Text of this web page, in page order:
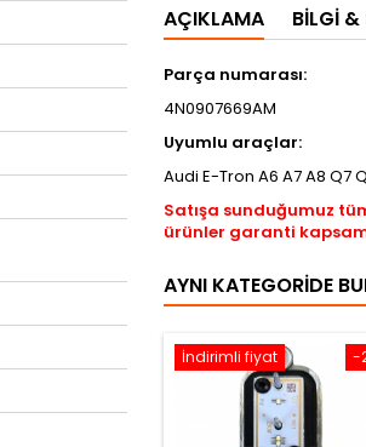
AÇIKLAMA BILGI &
Parça numarası:
4N0907669AM
Uyumlu araçlar:
Audi E-Tron A6 A7 A8 Q7
Satışa sunduğumuz
ürünler garanti
AYNI KATEGORIDE
-
İndirimli fiyat